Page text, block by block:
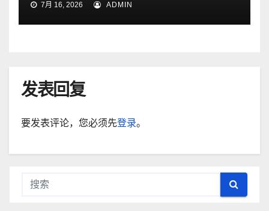
7月 16, 2026 ADMIN
发表回复
要发表评论，您必须先登录。